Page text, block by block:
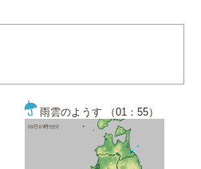
雨雲のようす （01：55）